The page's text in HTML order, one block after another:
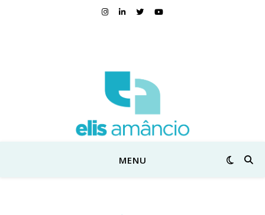
MENU